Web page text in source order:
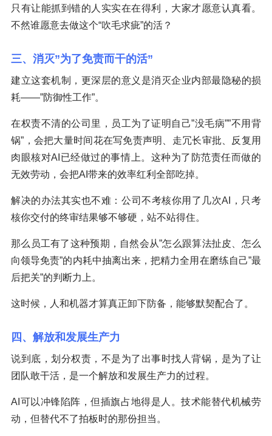
只有让能抓到错的人实实在在得利，大家才愿意认真看。
不然谁愿意去做这个“吹毛求疵”的活？
三、消灭”为了免责而干的活”
建立这套机制，更深层的意义是消灭企业内部最隐秘的损
耗——”防御性工作”。
在权责不清的公司里，员工为了证明自己”没毛病””不用背
锅”，会把大量时间花在写免责声明、走冗长审批、反复用
肉眼核对AI已经做过的事情上。这种为了防范责任而做的
无效劳动，会把AI带来的效率红利全部吃掉。
解决的办法其实也不难：公司不考核你用了几次AI，只考
核你交付的终审结果够不够硬，站不站得住。
那么员工有了这种预期，自然会从”怎么跟算法扯皮、怎么
向领导免责”的内耗中抽离出来，把精力全用在磨练自己”最
后把关”的判断力上。
这时候，人和机器才算真正卸下防备，能够默契配合了。
四、解放和发展生产力
说到底，划分权责，不是为了出事时找人背锅，是为了让
团队敢干活，是一个解放和发展生产力的过程。
AI可以冲锋陷阵，但插旗占地得是人。技术能替代机械劳
动，但替代不了拍板时的那份担当。